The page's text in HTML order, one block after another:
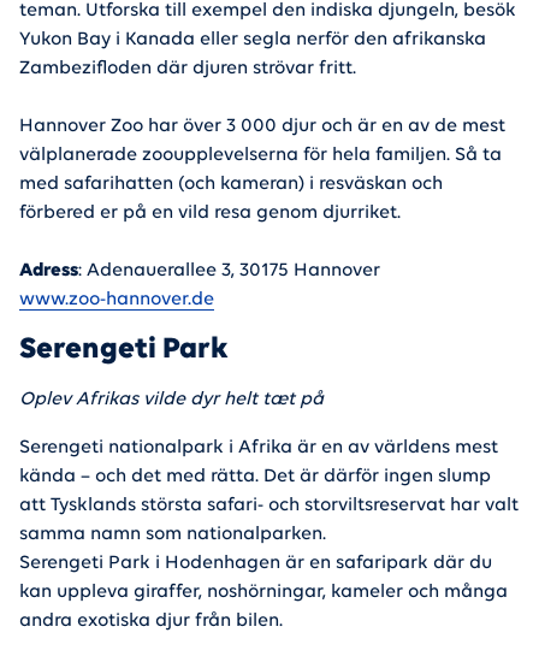
teman. Utforska till exempel den indiska djungeln, besök
Yukon Bay i Kanada eller segla nerför den afrikanska
Zambezifloden där djuren strövar fritt.
Hannover Zoo har över 3 000 djur och är en av de mest
välplanerade zooupplevelserna för hela familjen. Så ta
med safarihatten (och kameran) i resväskan och
förbered er på en vild resa genom djurriket.
Adress: Adenauerallee 3, 30175 Hannover
www.zoo-hannover.de
Serengeti Park
Oplev Afrikas vilde dyr helt tæt på
Serengeti nationalpark i Afrika är en av världens mest
kända – och det med rätta. Det är därför ingen slump
att Tysklands största safari- och storviltsreservat har valt
samma namn som nationalparken.
Serengeti Park i Hodenhagen är en safaripark där du
kan uppleva giraffer, noshörningar, kameler och många
andra exotiska djur från bilen.